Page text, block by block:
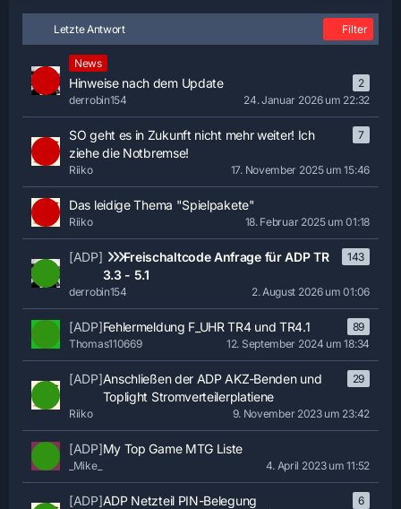
Letzte Antwort Filter
News
Hinweise nach dem Update
2
derrobin154
24. Januar 2026 um 22:32
SO geht es in Zukunft nicht mehr weiter! Ich
ziehe die Notbremse!
7
Riiko 17. November 2025 um 15:46
Das leidige Thema "Spielpakete"
Riiko 18. Februar 2025 um 01:18
[ADP]
Freischaltcode Anfrage für ADP TR
3.3 - 5.1
143
derrobin154 2. August 2026 um 01:06
[ADP]Fehlermeldung F_UHR TR4 und TR4.1
89
Thomas110669
12. September 2024 um 18:34
[ADP]Anschließen der ADP AKZ-Benden und
Toplight Stromverteilerplatiene
29
Riiko 9. November 2023 um 23:42
[ADP]My Top Game MTG Liste
_Mike_ 4. April 2023 um 11:52
[ADP]ADP Netzteil PIN-Belegung
6